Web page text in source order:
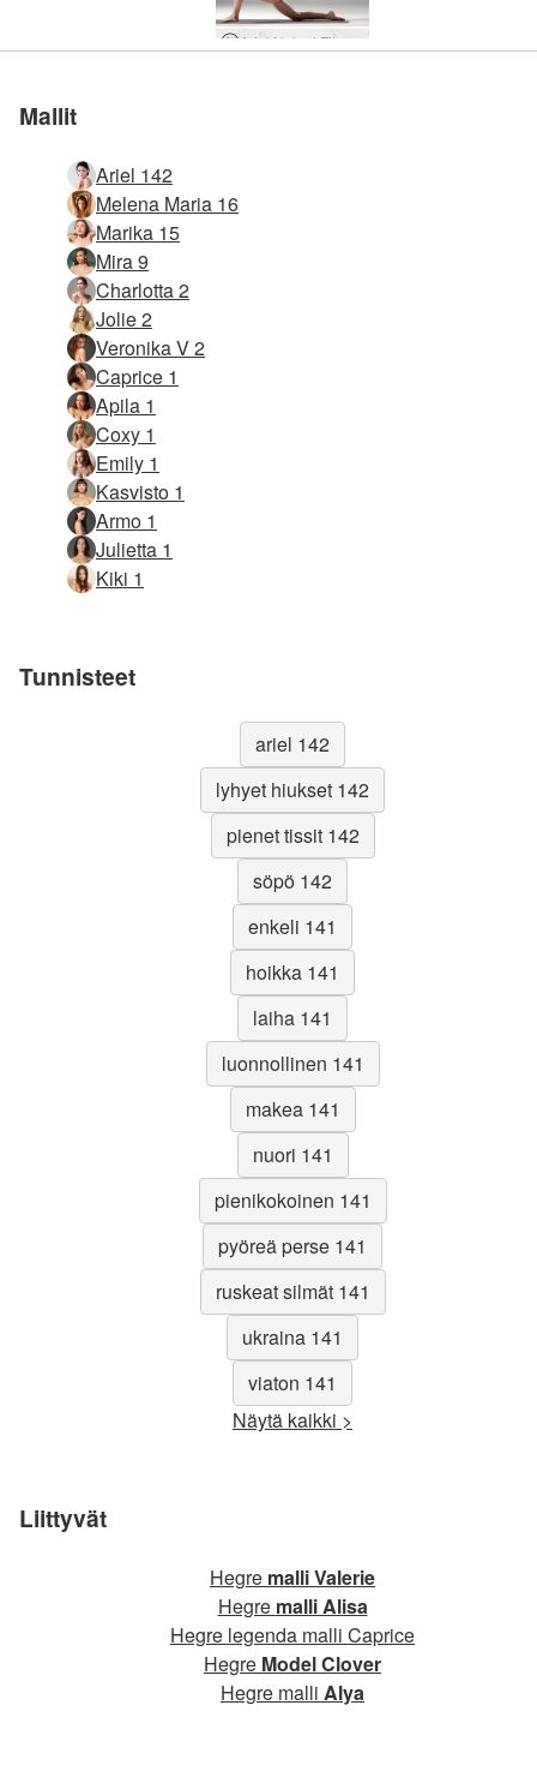
Ariel Naked Fitness Motivaatio
Mallit
Ariel 142
Melena Maria 16
Marika 15
Mira 9
Charlotta 2
Jolie 2
Veronika V 2
Caprice 1
Apila 1
Coxy 1
Emily 1
Kasvisto 1
Armo 1
Julietta 1
Kiki 1
Tunnisteet
ariel 142
lyhyet hiukset 142
pienet tissit 142
söpö 142
enkeli 141
hoikka 141
laiha 141
luonnollinen 141
makea 141
nuori 141
pienikokoinen 141
pyöreä perse 141
ruskeat silmät 141
ukraina 141
viaton 141
Näytä kaikki >
Liittyvät
Hegre malli Valerie
Hegre malli Alisa
Hegre legenda malli Caprice
Hegre Model Clover
Hegre malli Alya